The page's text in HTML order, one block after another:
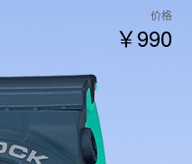
价格
￥990